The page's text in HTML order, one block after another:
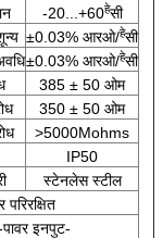
-20...+60हेसी
±0.03% आरओ/हेसी
±0.03% आरओ/हेसी
385 ± 50 ओम
350 ± 50 ओम
>5000Mohms
IP50
स्टेनलेस स्टील
इनपुट-